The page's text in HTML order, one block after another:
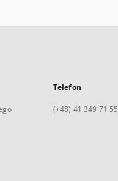
Telefon
(+48) 41 349 71 55